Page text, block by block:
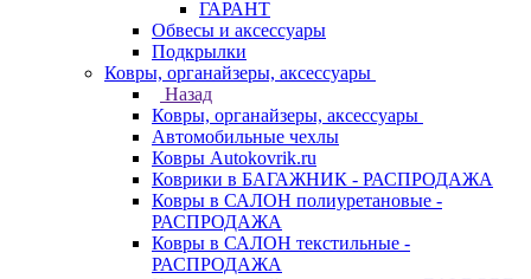
ГАРАНТ
Обвесы и аксессуары
Подкрылки
Ковры, органайзеры, аксессуары
Назад
Ковры, органайзеры, аксессуары
Автомобильные чехлы
Ковры Autokovrik.ru
Коврики в БАГАЖНИК - РАСПРОДАЖА
Ковры в САЛОН полиуретановые -
РАСПРОДАЖА
Ковры в САЛОН текстильные -
РАСПРОДАЖА